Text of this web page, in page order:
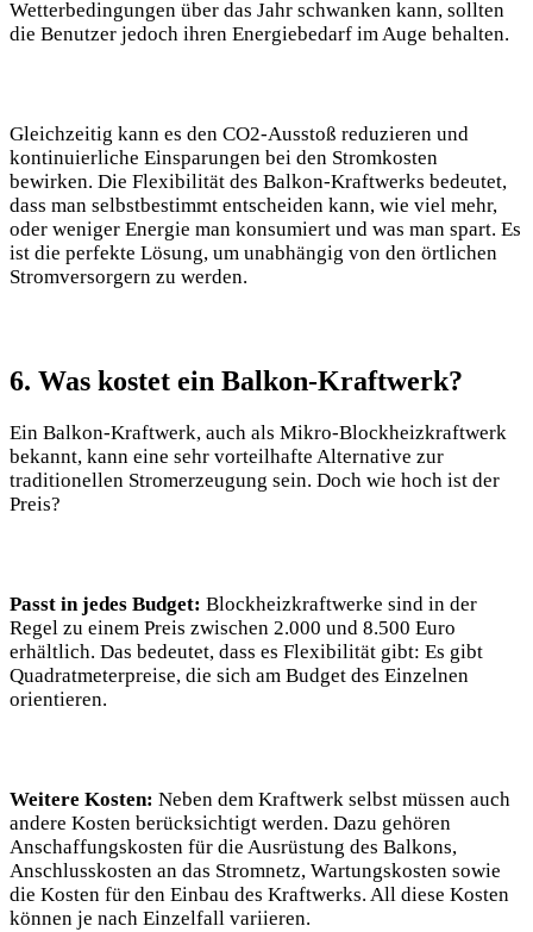
Wetterbedingungen über das Jahr schwanken kann, sollten
die Benutzer jedoch ihren Energiebedarf im Auge behalten.
Gleichzeitig kann es den CO2-Ausstoß reduzieren und
kontinuierliche Einsparungen bei den Stromkosten
bewirken. Die Flexibilität des Balkon-Kraftwerks bedeutet,
dass man selbstbestimmt entscheiden kann, wie viel mehr,
oder weniger Energie man konsumiert und was man spart. Es
ist die perfekte Lösung, um unabhängig von den örtlichen
Stromversorgern zu werden.
6. Was kostet ein Balkon-Kraftwerk?
Ein Balkon-Kraftwerk, auch als Mikro-Blockheizkraftwerk
bekannt, kann eine sehr vorteilhafte Alternative zur
traditionellen Stromerzeugung sein. Doch wie hoch ist der
Preis?
Passt in jedes Budget: Blockheizkraftwerke sind in der
Regel zu einem Preis zwischen 2.000 und 8.500 Euro
erhältlich. Das bedeutet, dass es Flexibilität gibt: Es gibt
Quadratmeterpreise, die sich am Budget des Einzelnen
orientieren.
Weitere Kosten: Neben dem Kraftwerk selbst müssen auch
andere Kosten berücksichtigt werden. Dazu gehören
Anschaffungskosten für die Ausrüstung des Balkons,
Anschlusskosten an das Stromnetz, Wartungskosten sowie
die Kosten für den Einbau des Kraftwerks. All diese Kosten
können je nach Einzelfall variieren.